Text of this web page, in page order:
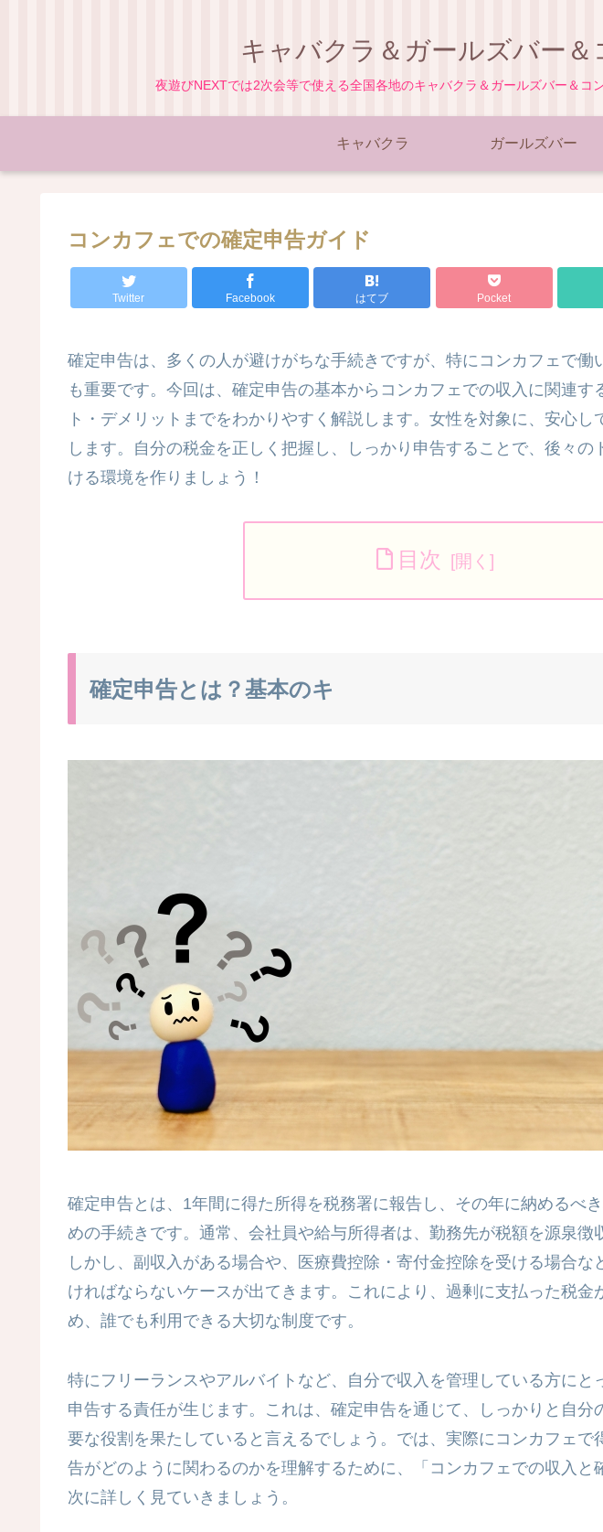
キャバクラ＆ガールズバー＆
夜遊びNEXTでは2次会等で使える全国各地のキャバクラ＆ガールズバー＆コ
キャバクラ ガールズバー
コンカフェでの確定申告ガイド
Twitter Facebook はてブ Pocket
確定申告は、多くの人が避けがちな手続きですが、特にコンカフェで働
も重要です。今回は、確定申告の基本からコンカフェでの収入に関連す
ト・デメリットまでをわかりやすく解説します。女性を対象に、安心し
します。自分の税金を正しく把握し、しっかり申告することで、後々の
ける環境を作りましょう！
目次
確定申告とは？基本のキ
確定申告とは、1年間に得た所得を税務署に報告し、その年に納めるべ
めの手続きです。通常、会社員や給与所得者は、勤務先が税額を源泉徴
しかし、副収入がある場合や、医療費控除・寄付金控除を受ける場合な
ければならないケースが出てきます。これにより、過剰に支払った税金
め、誰でも利用できる大切な制度です。
特にフリーランスやアルバイトなど、自分で収入を管理している方にと
申告する責任が生じます。これは、確定申告を通じて、しっかりと自分
要な役割を果たしていると言えるでしょう。では、実際にコンカフェで
告がどのように関わるのかを理解するために、「コンカフェでの収入と
次に詳しく見ていきましょう。